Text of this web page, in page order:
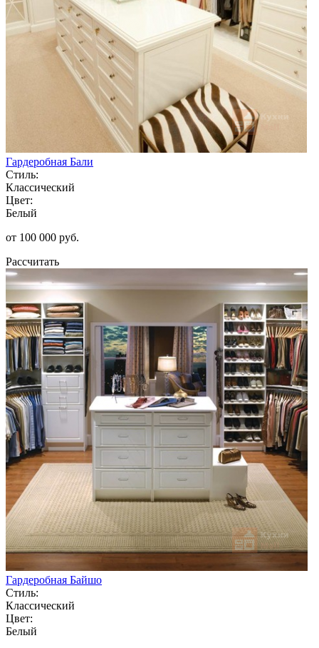
Гардеробная Бали
Стиль:
Классический
Цвет:
Белый
от 100 000 руб.
Рассчитать
Гардеробная Байшо
Стиль:
Классический
Цвет:
Белый